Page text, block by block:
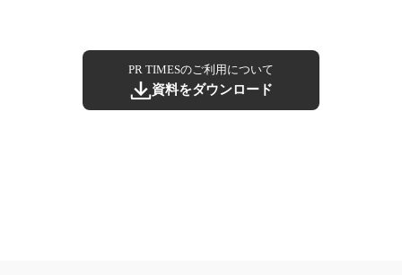
PR TIMESのご利用について
資料をダウンロード